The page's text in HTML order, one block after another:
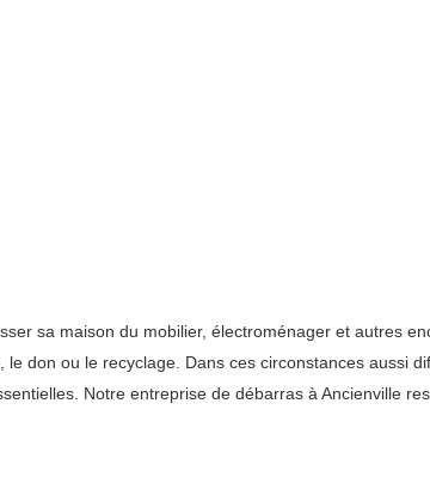
sa maison du mobilier, électroménager et autres
don ou le recyclage. Dans ces circonstances aussi
Notre entreprise de débarras à Ancienville